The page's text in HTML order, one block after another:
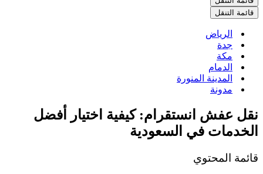
قائمة التنقل
الرياض
جدة
مكة
الدمام
المدينة المنورة
مدونة
نقل عفش انستقرام: كيفية اختيار أفضل
الخدمات في السعودية
قائمة المحتوي